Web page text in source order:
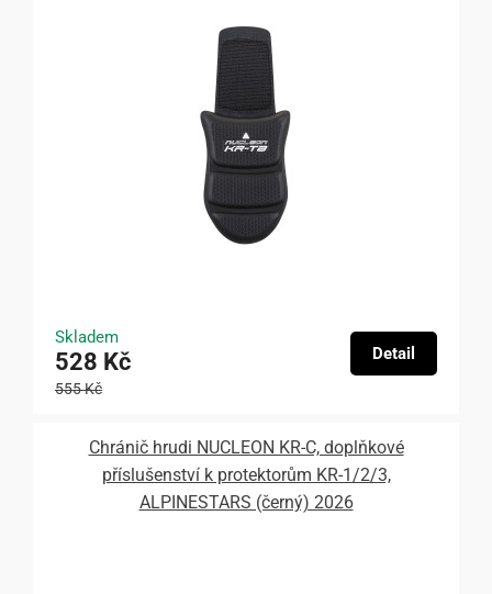
Skladem
528 Kč
555 Kč
Detail
Chránič hrudi NUCLEON KR-C, doplňkové
příslušenství k protektorům KR-1/2/3,
ALPINESTARS (černý) 2026